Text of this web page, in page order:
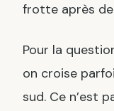
frotte après
Pour la
on croise
sud. Ce n’est